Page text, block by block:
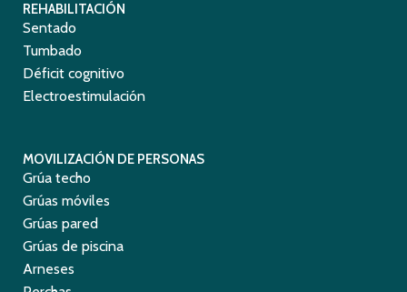
REHABILITACIÓN
Sentado
Tumbado
Déficit cognitivo
Electroestimulación
MOVILIZACIÓN DE PERSONAS
Grúa techo
Grúas móviles
Grúas pared
Grúas de piscina
Arneses